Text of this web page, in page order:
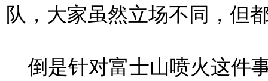
队，大家虽然立场不同，但
倒是针对富士山喷火这件